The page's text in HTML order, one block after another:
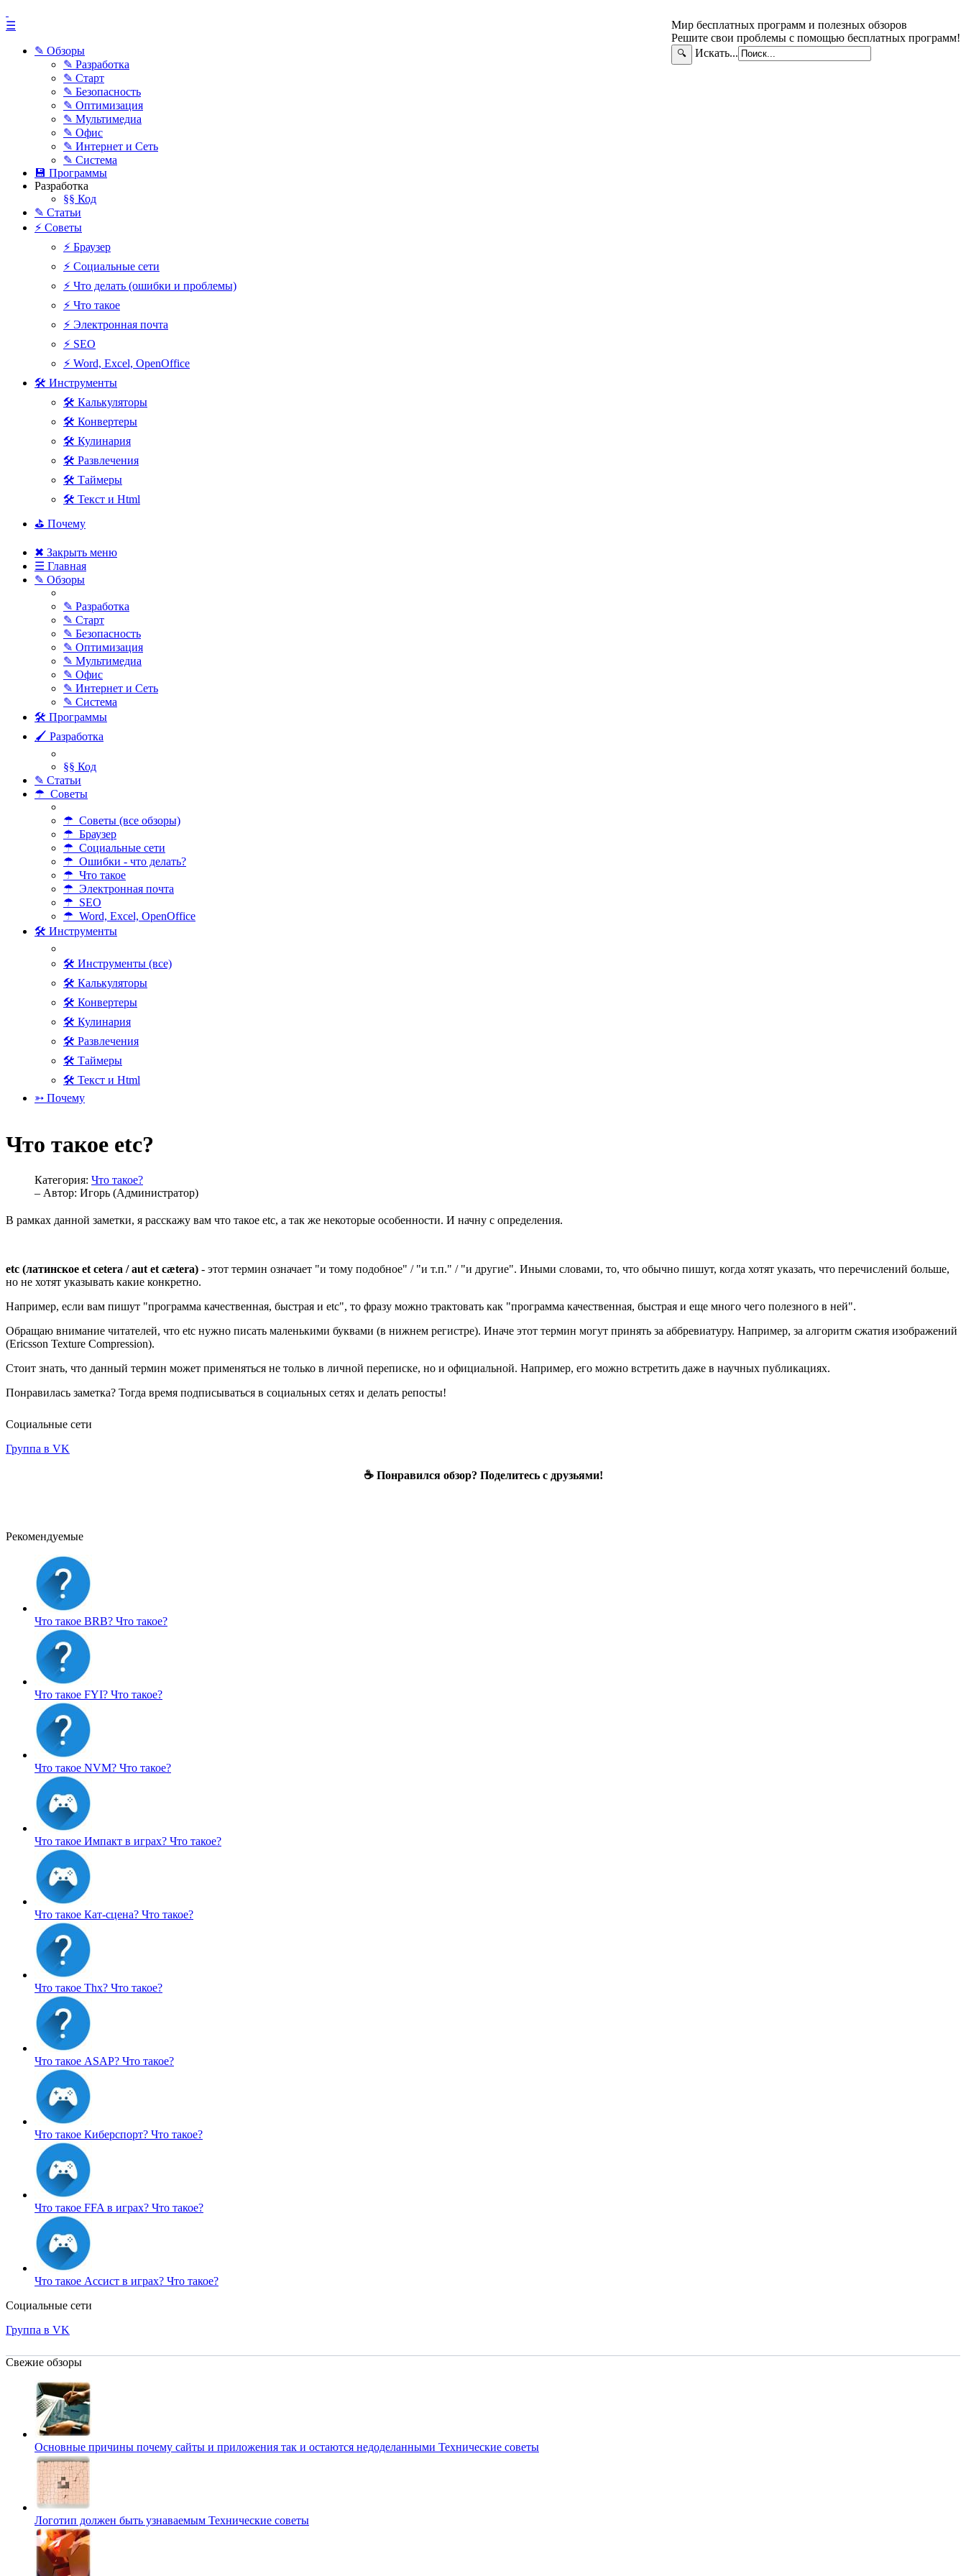
Мир бесплатных программ и полезных обзоров
Решите свои проблемы с помощью бесплатных программ!
🔍 Искать...
☰
✎ Обзоры
✎ Разработка
✎ Старт
✎ Безопасность
✎ Оптимизация
✎ Мультимедиа
✎ Офис
✎ Интернет и Сеть
✎ Система
💾 Программы
Разработка
§§ Код
✎ Статьи
⚡ Советы
⚡ Браузер
⚡ Социальные сети
⚡ Что делать (ошибки и проблемы)
⚡ Что такое
⚡ Электронная почта
⚡ SEO
⚡ Word, Excel, OpenOffice
🛠 Инструменты
🛠 Калькуляторы
🛠 Конвертеры
🛠 Кулинария
🛠 Развлечения
🛠 Таймеры
🛠 Текст и Html
⛳ Почему
✖ Закрыть меню
☰ Главная
✎ Обзоры
✎ Разработка
✎ Старт
✎ Безопасность
✎ Оптимизация
✎ Мультимедиа
✎ Офис
✎ Интернет и Сеть
✎ Система
🛠 Программы
🖌 Разработка
§§ Код
✎ Статьи
☂ Советы
☂ Советы (все обзоры)
☂ Браузер
☂ Социальные сети
☂ Ошибки - что делать?
☂ Что такое
☂ Электронная почта
☂ SEO
☂ Word, Excel, OpenOffice
🛠 Инструменты
🛠 Инструменты (все)
🛠 Калькуляторы
🛠 Конвертеры
🛠 Кулинария
🛠 Развлечения
🛠 Таймеры
🛠 Текст и Html
➳ Почему
Что такое etc?
Категория: Что такое?
– Автор: Игорь (Администратор)
В рамках данной заметки, я расскажу вам что такое etc, а так же некоторые особенности. И начну с определения.
etc (латинское et cetera / aut et cætera) - этот термин означает "и тому подобное" / "и т.п." / "и другие". Иными словами, то, что обычно пишут, когда хотят указать, что перечислений больше,
но не хотят указывать какие конкретно.
Например, если вам пишут "программа качественная, быстрая и etc", то фразу можно трактовать как "программа качественная, быстрая и еще много чего полезного в ней".
Обращаю внимание читателей, что etc нужно писать маленькими буквами (в нижнем регистре). Иначе этот термин могут принять за аббревиатуру. Например, за алгоритм сжатия изображений
(Ericsson Texture Compression).
Стоит знать, что данный термин может применяться не только в личной переписке, но и официальной. Например, его можно встретить даже в научных публикациях.
Понравилась заметка? Тогда время подписываться в социальных сетях и делать репосты!
Социальные сети
Группа в VK
☕ Понравился обзор? Поделитесь с друзьями!
Рекомендуемые
Что такое BRB? Что такое?
Что такое FYI? Что такое?
Что такое NVM? Что такое?
Что такое Импакт в играх? Что такое?
Что такое Кат-сцена? Что такое?
Что такое Thx? Что такое?
Что такое ASAP? Что такое?
Что такое Киберспорт? Что такое?
Что такое FFA в играх? Что такое?
Что такое Ассист в играх? Что такое?
Социальные сети
Группа в VK
Свежие обзоры
Основные причины почему сайты и приложения так и остаются недоделанными Технические советы
Логотип должен быть узнаваемым Технические советы